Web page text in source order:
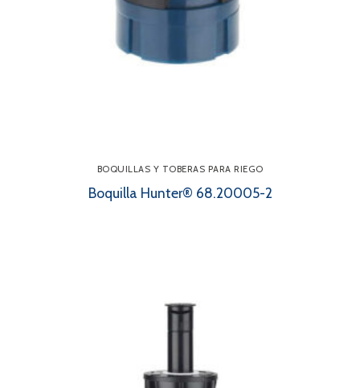
BOQUILLAS Y TOBERAS PARA RIEGO
Boquilla Hunter® 68.20005-2